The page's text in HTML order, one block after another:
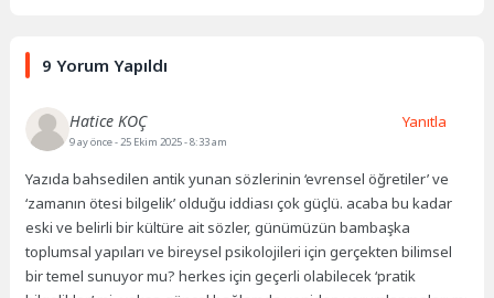
9 Yorum Yapıldı
Hatice KOÇ
9 ay önce- 25 Ekim 2025 - 8:33 am
Yazıda bahsedilen antik yunan sözlerinin ‘evrensel öğretiler’ ve
‘zamanın ötesi bilgelik’ olduğu iddiası çok güçlü. acaba bu kadar
eski ve belirli bir kültüre ait sözler, günümüzün bambaşka
toplumsal yapıları ve bireysel psikolojileri için gerçekten bilimsel
bir temel sunuyor mu? herkes için geçerli olabilecek ‘pratik
Yanıtla